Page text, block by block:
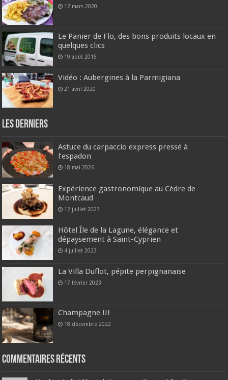
12 mars 2020
Le Panier de Flo, des bons produits locaux en
quelques clics
19 août 2015
Vidéo : Aubergines à la Parmigiana
21 avril 2020
Les derniers
Astuce du carpaccio express pressé à
l’espadon
18 mai 2026
Expérience gastronomique au Cèdre de
Montcaud
12 juillet 2023
Hôtel Île de la Lagune, élégance et
dépaysement à Saint-Cyprien
4 juillet 2023
La Villa Duflot, pépite perpignanaise
17 février 2023
Champagne !!!
18 décembre 2022
Commentaires récents